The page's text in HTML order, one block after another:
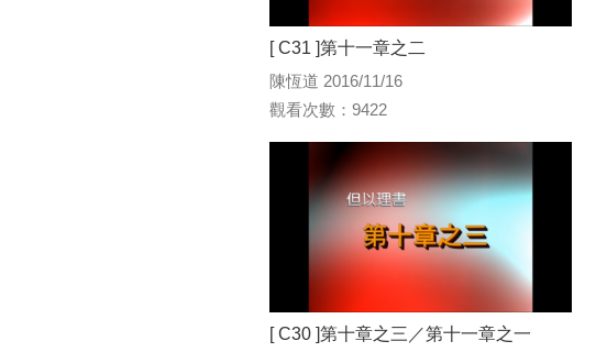
[ C31 ]第十一章之二
陳恆道 2016/11/16
觀看次數：9422
[ C30 ]第十章之三／第十一章之一